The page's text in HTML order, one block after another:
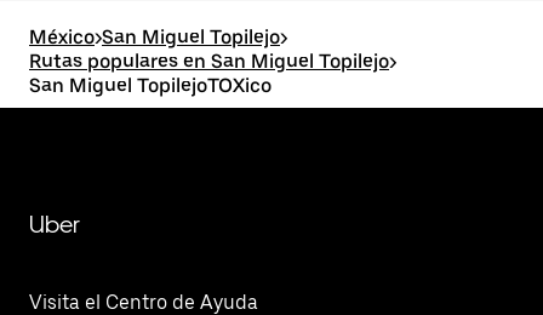
México>San Miguel Topilejo>
Rutas populares en San Miguel Topilejo>
San Miguel TopilejoTOXico
Uber
Visita el Centro de Ayuda